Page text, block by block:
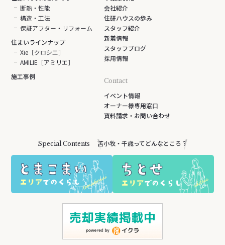
断熱・性能
構造・工法
保証アフター・リフォーム
住まいラインナップ
Xie［クロシエ］
AMILIE［アミリエ］
施工事例
会社紹介
住研ハウスの歩み
スタッフ紹介
新着情報
スタッフブログ
採用情報
Contact
イベント情報
オーナー様専用窓口
資料請求・お問い合わせ
Special Contents 苫小牧・千歳ってどんなところ？